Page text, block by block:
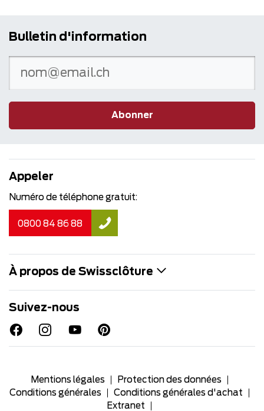
Bulletin d'information
Abonner
Appeler
Numéro de téléphone gratuit:
0800 84 86 88
À propos de Swissclôture
Suivez-nous
Mentions légales
Protection des données
Conditions générales
Conditions générales d'achat
Extranet